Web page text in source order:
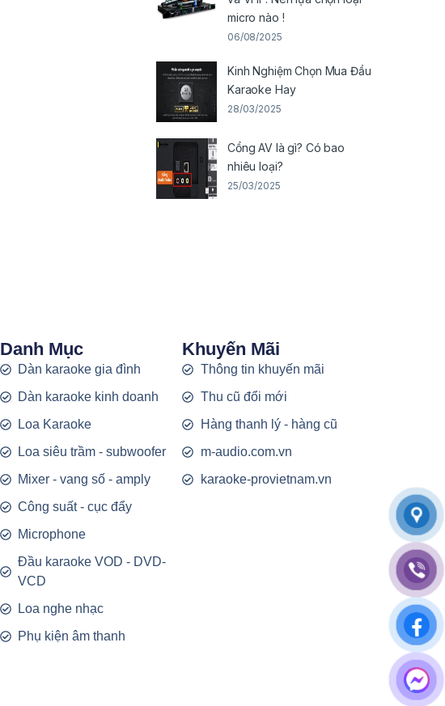
micro nào !
06/08/2025
Kinh Nghiệm Chọn Mua Đầu
Karaoke Hay
28/03/2025
Cổng AV là gì? Có bao
nhiêu loại?
25/03/2025
Danh Mục
Dàn karaoke gia đình
Dàn karaoke kinh doanh
Loa Karaoke
Loa siêu trầm - subwoofer
Mixer - vang số - amply
Công suất - cục đẩy
Microphone
Đầu karaoke VOD - DVD-
VCD
Loa nghe nhạc
Phụ kiện âm thanh
Khuyến Mãi
Thông tin khuyến mãi
Thu cũ đổi mới
Hàng thanh lý - hàng cũ
m-audio.com.vn
karaoke-provietnam.vn